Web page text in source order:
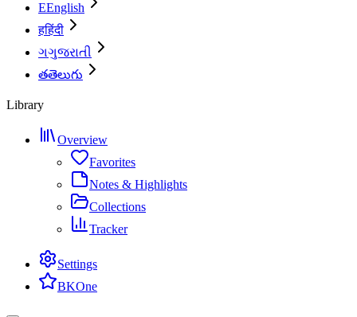
EEnglish
हहिंदी
ગગુજરાતી
తతెలుగు
Library
Overview
Favorites
Notes & Highlights
Collections
Tracker
Settings
BKOne